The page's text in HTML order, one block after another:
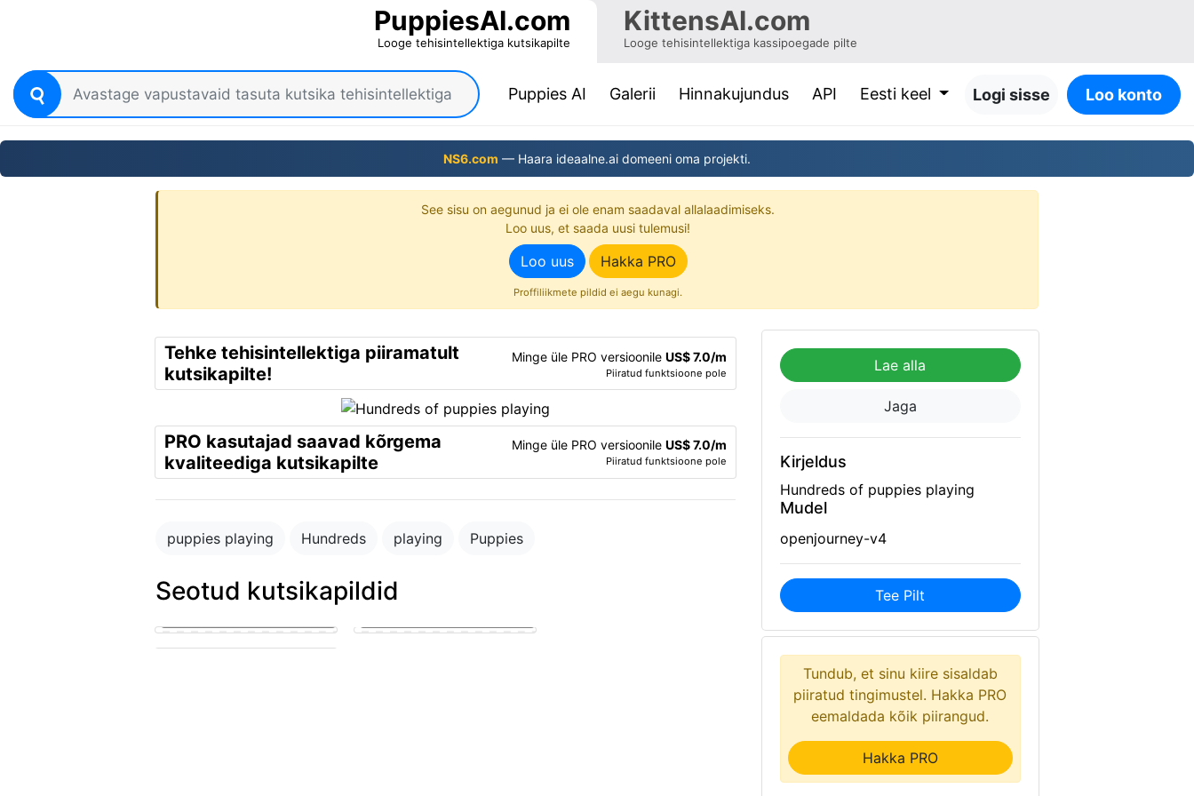
PuppiesAI.com
Looge tehisintellektiga kutsikapilte
KittensAI.com
Looge tehisintellektiga kassipoegade pilte
Puppies AI(current)
Galerii Hinnakujundus API Eesti keel Logi sisse Loo konto
NS6.com — Haara ideaalne.ai domeeni oma projekti.
See sisu on aegunud ja ei ole enam saadaval allalaadimiseks.
Loo uus, et saada uusi tulemusi!
Loo uus Hakka PRO
Proffiliikmete pildid ei aegu kunagi.
Tehke tehisintellektiga piiramatult
kutsikapilte!
Minge üle PRO versioonile US$ 7.0/m
Piiratud funktsioone pole
PRO kasutajad saavad kõrgema
kvaliteediga kutsikapilte
Minge üle PRO versioonile US$ 7.0/m
Piiratud funktsioone pole
puppies playing Hundreds playing Puppies
Seotud kutsikapildid
puppy in the park playing with
Lae alla
Jaga
Kirjeldus
Hundreds of puppies playing
Mudel
openjourney-v4
Tee Pilt
Tundub, et sinu kiire sisaldab
piiratud tingimustel. Hakka PRO
eemaldada kõik piirangud.
Hakka PRO